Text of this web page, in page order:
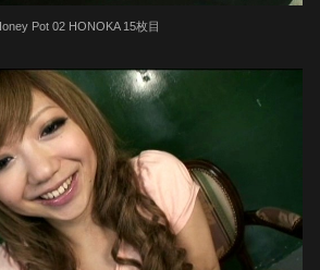
Pot 02 HONOKA 15枚目